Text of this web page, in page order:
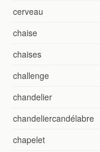
cerveau
chaise
chaises
challenge
chandelier
chandeliercandélabre
chapelet